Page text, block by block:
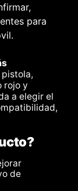
para
rojo y
a elegir el
de